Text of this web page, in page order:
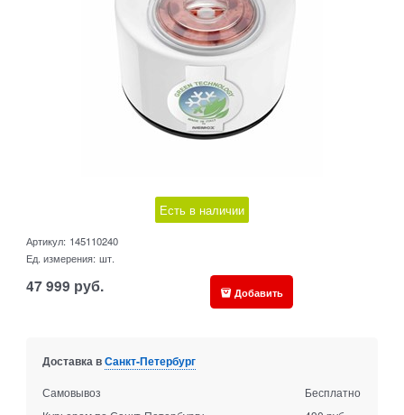
Есть в наличии
Артикул: 145110240
Ед. измерения: шт.
47 999 руб. Добавить
Доставка вСанкт-Петербург
Самовывоз
Бесплатно